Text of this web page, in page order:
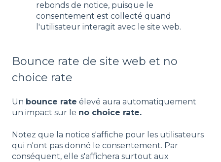
rebonds de notice, puisque le
consentement est collecté quand
l'utilisateur interagit avec le site web.
Bounce rate de site web et no
choice rate
Un bounce rate élevé aura automatiquement
un impact sur le no choice rate.
Notez que la notice s'affiche pour les utilisateurs
qui n'ont pas donné le consentement. Par
conséquent, elle s'affichera surtout aux